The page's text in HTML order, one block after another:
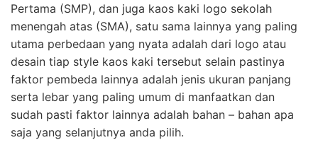
Pertama (SMP), dan juga kaos kaki logo sekolah
menengah atas (SMA), satu sama lainnya yang paling
utama perbedaan yang nyata adalah dari logo atau
desain tiap style kaos kaki tersebut selain pastinya
faktor pembeda lainnya adalah jenis ukuran panjang
serta lebar yang paling umum di manfaatkan dan
sudah pasti faktor lainnya adalah bahan – bahan apa
saja yang selanjutnya anda pilih.